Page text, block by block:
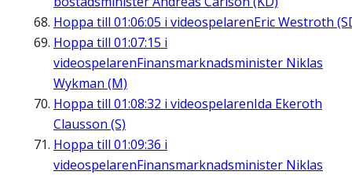
Hoppa till 01:06:05 i videospelarenEric Westroth
Hoppa till 01:07:15 i
videospelarenFinansmarknadsminister Niklas
Wykman (M)
Hoppa till 01:08:32 i videospelarenIda Ekeroth
Clausson (S)
Hoppa till 01:09:36 i
videospelarenFinansmarknadsminister Niklas